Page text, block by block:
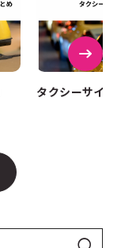
タクシーサイネ